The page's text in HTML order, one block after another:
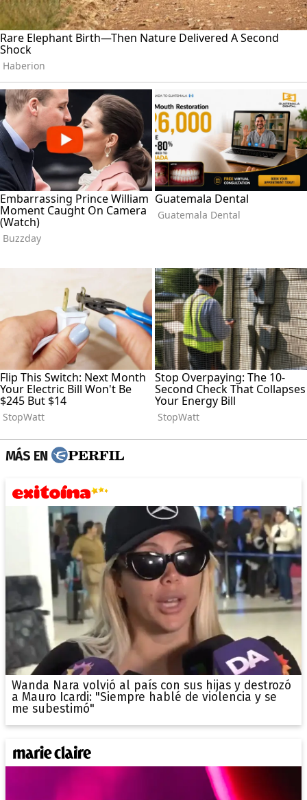
MÁS EN
Wanda Nara volvió al país con sus hijas y destrozó
a Mauro Icardi: "Siempre hablé de violencia y se
me subestimó"